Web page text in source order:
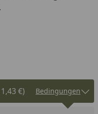
€) Bedingungen